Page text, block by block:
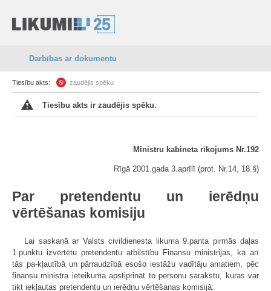
Darbības ar dokumentu
Tiesību akts: zaudējis spēku
Tiesību akts ir zaudējis spēku.
Ministru kabineta rīkojums Nr.192
Rīgā 2001.gada 3.aprīlī (prot. Nr.14, 18.§)
Par pretendentu un ierēdņu
vērtēšanas komisiju
Lai saskaņā ar Valsts civildienesta likuma 9.panta pirmās daļas
1.punktu izvērtētu pretendentu atbilstību Finansu ministrijas, kā arī
tās pa-kļautībā un pārraudzībā esošo iestāžu vadītāju amatiem, pēc
finansu ministra ieteikuma apstiprināt to personu sarakstu, kuras var
tikt iekļautas pretendentu un ierēdņu vērtēšanas komisijā: